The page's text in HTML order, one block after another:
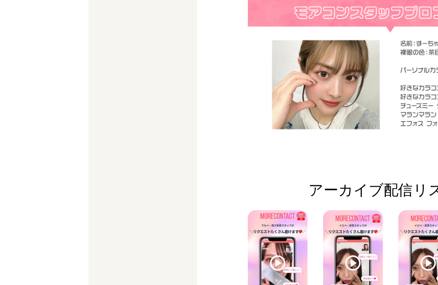
アーカイブ配信リ